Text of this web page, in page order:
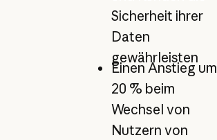
Sicherheit ihrer
Daten
gewährleisten
Einen Anstieg um
20 % beim
Wechsel von
Nutzern von